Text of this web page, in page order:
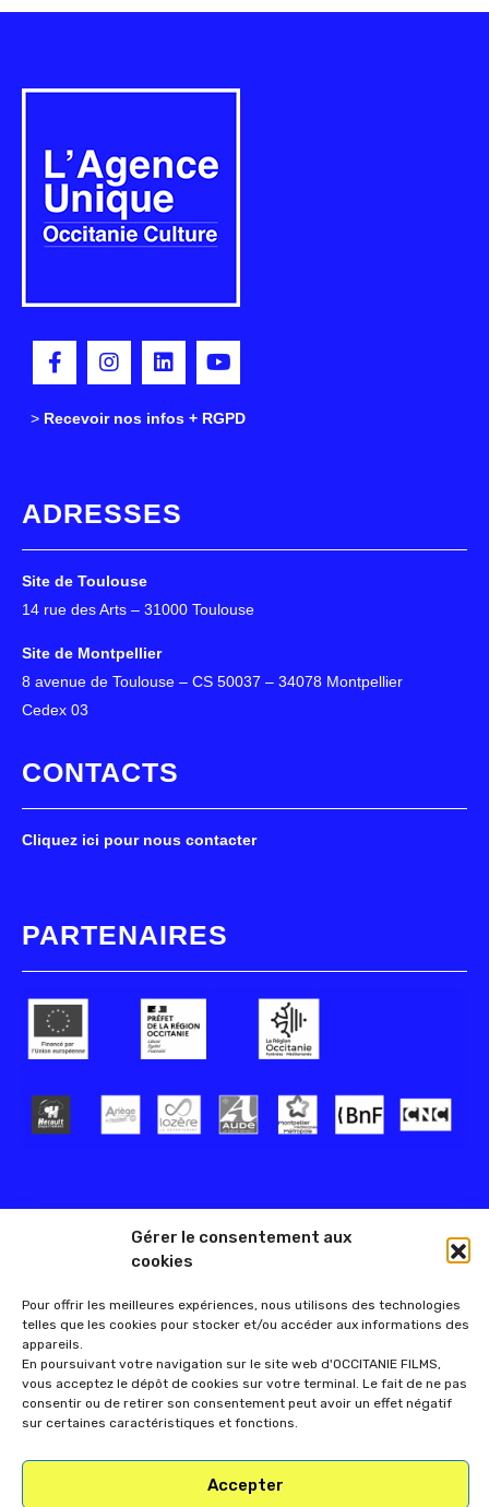
Gérer le consentement aux
cookies
Pour offrir les meilleures expériences, nous utilisons des technologies
telles que les cookies pour stocker et/ou accéder aux informations des
appareils.
En poursuivant votre navigation sur le site web d'OCCITANIE FILMS,
vous acceptez le dépôt de cookies sur votre terminal. Le fait de ne pas
consentir ou de retirer son consentement peut avoir un effet négatif
sur certaines caractéristiques et fonctions.
Accepter
> Recevoir nos infos + RGPD
ADRESSES
Site de Toulouse
14 rue des Arts – 31000 Toulouse
Site de Montpellier
8 avenue de Toulouse – CS 50037 – 34078 Montpellier
Cedex 03
CONTACTS
Cliquez ici pour nous contacter
PARTENAIRES